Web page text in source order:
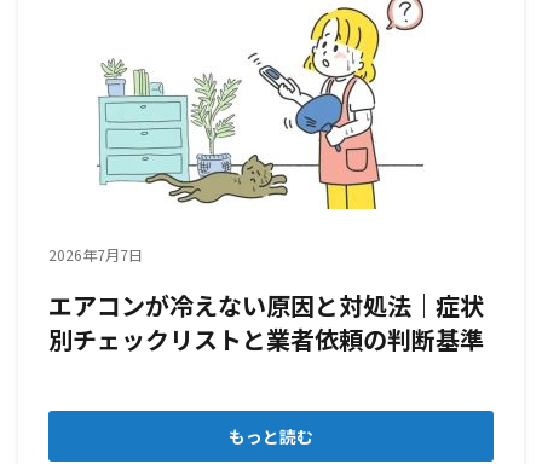
2026年7月7日
エアコンが冷えない原因と対処法｜症状
別チェックリストと業者依頼の判断基準
もっと読む